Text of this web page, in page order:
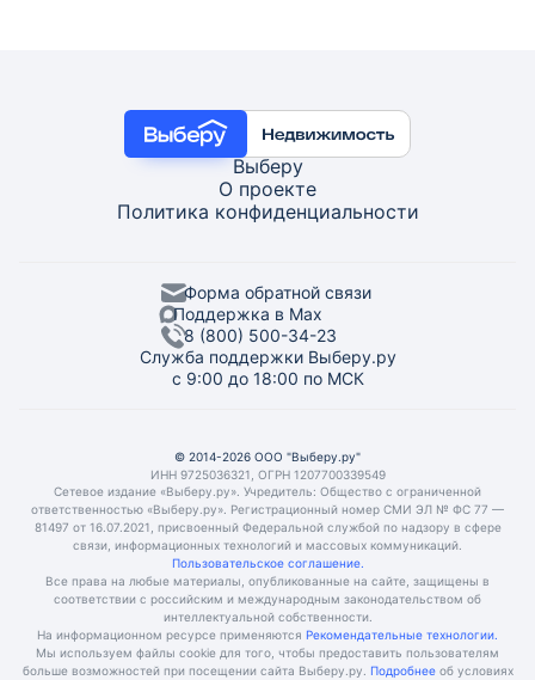
Выберу
О проекте
Политика конфиденциальности
Форма обратной связи
Поддержка в Max
8 (800) 500-34-23
Служба поддержки Выберу.ру
с 9:00 до 18:00 по МСК
© 2014-2026 ООО "Выберу.ру"
ИНН 9725036321, ОГРН 1207700339549
Сетевое издание «Выберу.ру». Учредитель: Общество с ограниченной
ответственностью «Выберу.ру». Регистрационный номер СМИ ЭЛ № ФС 77 —
81497 от 16.07.2021, присвоенный Федеральной службой по надзору в сфере
связи, информационных технологий и массовых коммуникаций.
Пользовательское соглашение.
Все права на любые материалы, опубликованные на сайте, защищены в
соответствии с российским и международным законодательством об
интеллектуальной собственности.
На информационном ресурсе применяются Рекомендательные технологии.
Мы используем файлы cookie для того, чтобы предоставить пользователям
больше возможностей при посещении сайта Выберу.ру. Подробнее об условиях